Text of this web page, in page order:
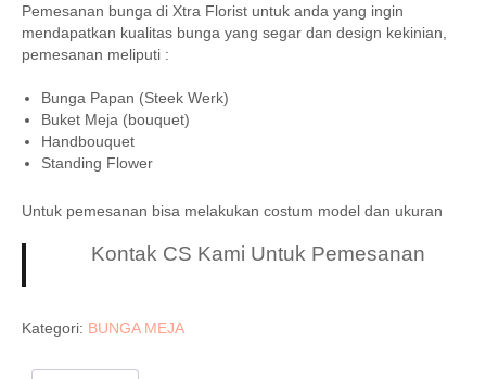
Pemesanan bunga di Xtra Florist untuk anda yang ingin
mendapatkan kualitas bunga yang segar dan design kekinian,
pemesanan meliputi :
Bunga Papan (Steek Werk)
Buket Meja (bouquet)
Handbouquet
Standing Flower
Untuk pemesanan bisa melakukan costum model dan ukuran
Kontak CS Kami Untuk Pemesanan
Kategori: BUNGA MEJA